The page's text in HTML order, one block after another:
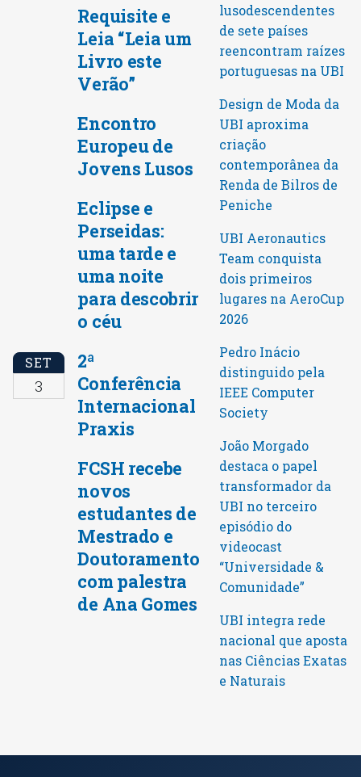
Requisite e
Leia “Leia um
Livro este
Verão”
Encontro
Europeu de
Jovens Lusos
Eclipse e
Perseidas:
uma tarde e
uma noite
para descobrir
o céu
SET
3
2ª
Conferência
Internacional
Praxis
FCSH recebe
novos
estudantes de
Mestrado e
Doutoramento
com palestra
de Ana Gomes
lusodescendentes
de sete países
reencontram raízes
portuguesas na UBI
Design de Moda da
UBI aproxima
criação
contemporânea da
Renda de Bilros de
Peniche
UBI Aeronautics
Team conquista
dois primeiros
lugares na AeroCup
2026
Pedro Inácio
distinguido pela
IEEE Computer
Society
João Morgado
destaca o papel
transformador da
UBI no terceiro
episódio do
videocast
“Universidade &
Comunidade”
UBI integra rede
nacional que aposta
nas Ciências Exatas
e Naturais